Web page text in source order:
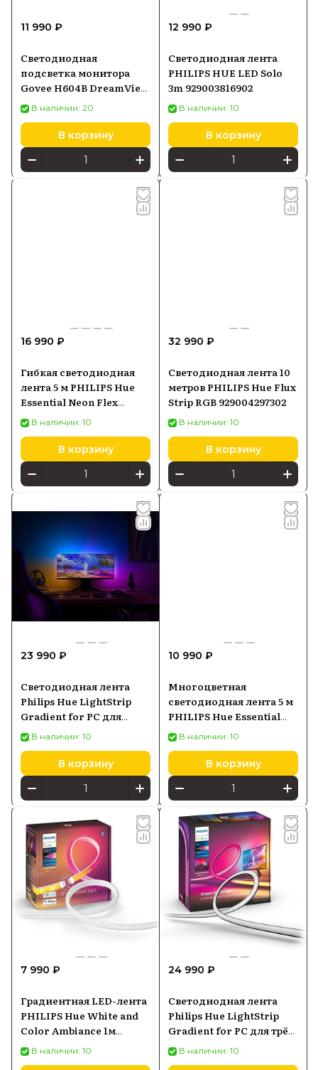
11 990 ₽
Светодиодная
подсветка монитора
Govee H604B DreamView
G1 RGBIC 24"- 32",
светодиодная лента,
Wi-Fi+Bluetooth
В наличии: 20
В корзину
12 990 ₽
Светодиодная лента
PHILIPS HUE LED Solo
3m 929003816902
В наличии: 10
В корзину
16 990 ₽
Гибкая светодиодная
лента 5 м PHILIPS Hue
Essential Neon Flex
929004295101
В наличии: 10
В корзину
32 990 ₽
Светодиодная лента 10
метров PHILIPS Hue Flux
Strip RGB 929004297302
В наличии: 10
В корзину
23 990 ₽
Светодиодная лента
Philips Hue LightStrip
Gradient for PC для
мониторов 24-27
(929003498501)
В наличии: 10
В корзину
10 990 ₽
Многоцветная
светодиодная лента 5 м
PHILIPS Hue Essential
929004294901
В наличии: 10
В корзину
7 990 ₽
Градиентная LED-лента
PHILIPS Hue White and
Color Ambiance 1м
удлинитель
8719514339989
В наличии: 10
24 990 ₽
Светодиодная лента
Philips Hue LightStrip
Gradient for PC для трёх
мониторов 24-27
(929003498701)
В наличии: 10